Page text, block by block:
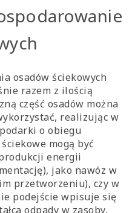
osadów ściekowych
razem z ilością
część osadów można
realizując w
o obiegu
mogą być
energii
jako nawóz w
przetworzeniu), czy w
podejście wpisuje się
odpady w zasoby,